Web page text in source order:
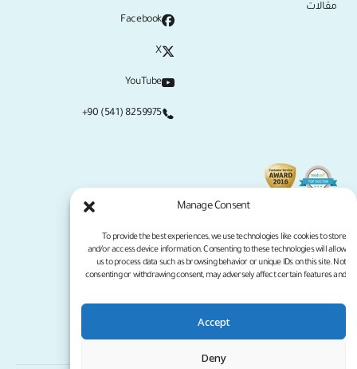
Manage Consent
To provide the best experiences, we use technologies like cookies to store
and/or access device information. Consenting to these technologies will allow
us to process data such as browsing behavior or unique IDs on this site. Not
consenting or withdrawing consent, may adversely affect certain features and
Accept
Deny
مقالات
Facebook
X
YouTube
+90 (541) 8259975
سياسة الخصوصية
جميع الحقوق محفوظة لموقع كلينيكانا لعام 2026